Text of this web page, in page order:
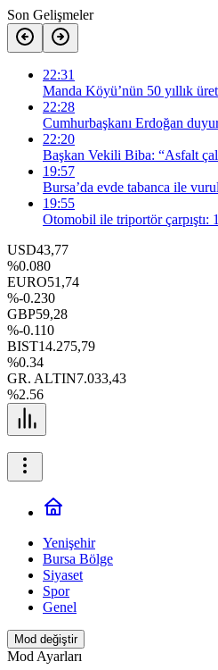
Son Gelişmeler
22:31
Manda Köyü’nün 50 yıllık
22:28
Cumhurbaşkanı Erdoğan
22:20
Başkan Vekili Biba: “Asfalt
19:57
Bursa’da evde tabanca ile
19:55
Otomobil ile triportör çarpıştı:
USD43,77
%0.080
EURO51,74
%-0.230
GBP59,28
%-0.110
BIST14.275,79
%0.34
GR. ALTIN7.033,43
%2.56
Yenişehir
Bursa Bölge
Siyaset
Spor
Genel
Mod değiştir
Mod Ayarları